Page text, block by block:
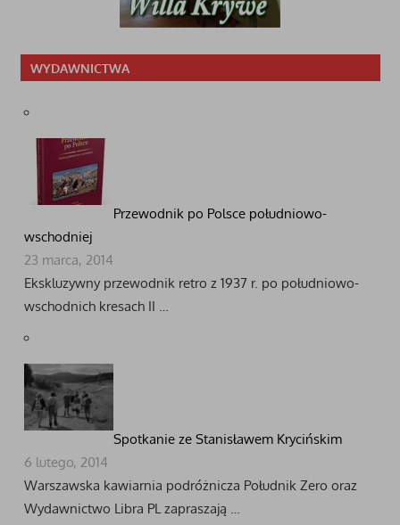
WYDAWNICTWA
Przewodnik po Polsce południowo-
wschodniej
23 marca, 2014
Ekskluzywny przewodnik retro z 1937 r. po południowo-
wschodnich kresach II …
Spotkanie ze Stanisławem Krycińskim
6 lutego, 2014
Warszawska kawiarnia podróżnicza Południk Zero oraz
Wydawnictwo Libra PL zapraszają …